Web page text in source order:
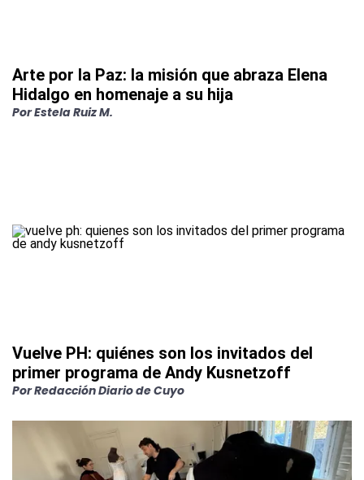
Arte por la Paz: la misión que abraza Elena
Hidalgo en homenaje a su hija
PorEstela Ruiz M.
Vuelve PH: quiénes son los invitados del
primer programa de Andy Kusnetzoff
PorRedacción Diario de Cuyo